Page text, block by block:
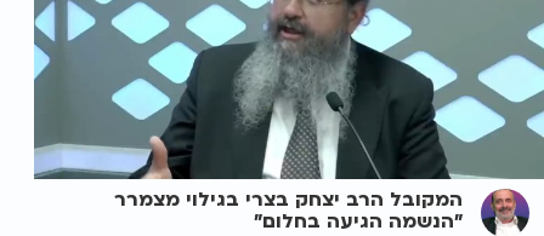
המקובל הרב יצחק בצרי בגילוי מצמרר
"הנשמה הגיעה בחלום"